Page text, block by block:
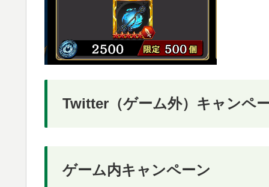
Twitter（ゲーム外）キャンペ
ゲーム内キャンペーン